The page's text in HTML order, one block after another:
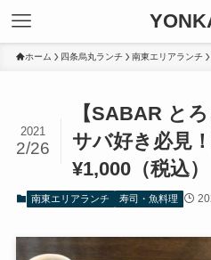
ホーム 四条烏丸ランチ 南東エリアランチ
【SABAR と
サバ好き必見
¥1,000（税込）
2021
2/26
南東エリアランチ 寿司・魚料理